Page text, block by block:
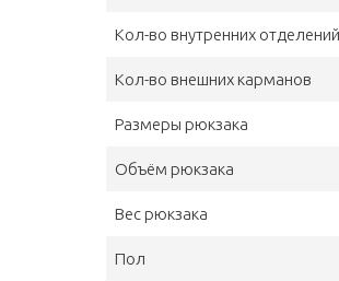
Кол-во внутренних отделений
Кол-во внешних карманов
Размеры рюкзака
Объём рюкзака
Вес рюкзака
Пол